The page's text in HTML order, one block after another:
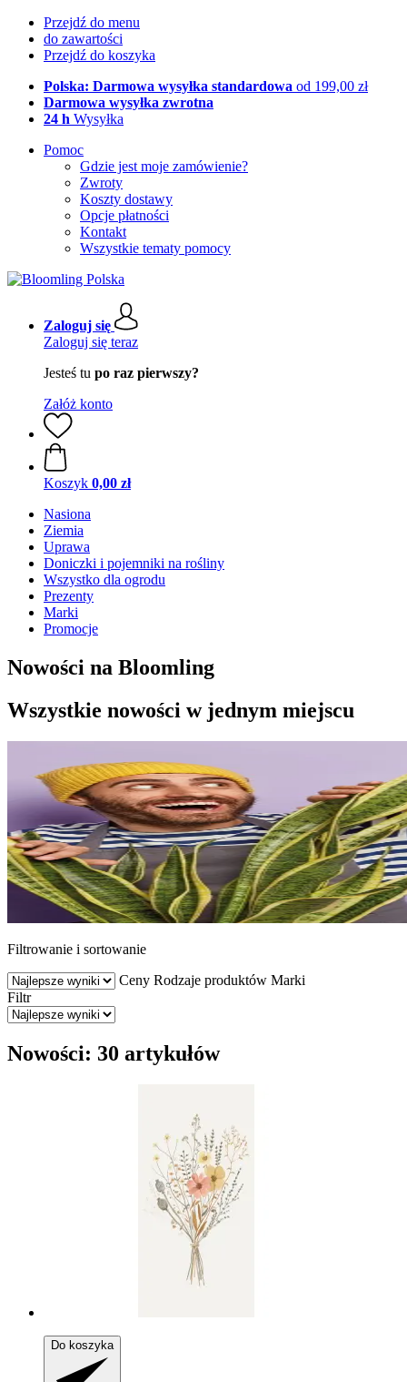
Przejdź do menu
do zawartości
Przejdź do koszyka
Polska: Darmowa wysyłka standardowa od 199,00 zł
Darmowa wysyłka zwrotna
24 h Wysyłka
Pomoc
Gdzie jest moje zamówienie?
Zwroty
Koszty dostawy
Opcje płatności
Kontakt
Wszystkie tematy pomocy
Zaloguj się
Zaloguj się teraz
Jesteś tu po raz pierwszy?
Załóż konto
Koszyk 0,00 zł
Nasiona
Ziemia
Uprawa
Doniczki i pojemniki na rośliny
Wszystko dla ogrodu
Prezenty
Marki
Promocje
Nowości na Bloomling
Wszystkie nowości w jednym miejscu
Filtrowanie i sortowanie
Ceny Rodzaje produktów Marki
Filtr
Nowości: 30 artykułów
Do koszyka